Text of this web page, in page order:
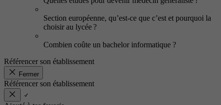
Section européenne, qu’est-ce que c’est et pourquoi la
choisir au lycée ?
Combien coûte un bachelor informatique ?
Référencer son établissement
Fermer
Référencer son établissement